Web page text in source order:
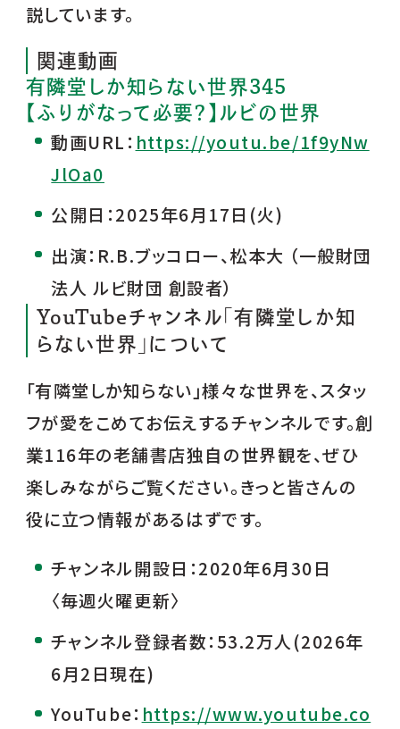
説しています。
関連動画
有隣堂しか知らない世界345
【ふりがなって必要？】ルビの世界
動画URL： https://youtu.be/1f9yNw
JlOa0
公開日：2025年6月17日(火)
出演：R.B.ブッコロー、松本大 （一般財団
法人 ルビ財団 創設者）
YouTubeチャンネル「有隣堂しか知
らない世界」について
「有隣堂しか知らない」様々な世界を、スタッ
フが愛をこめてお伝えするチャンネルです。創
業116年の老舗書店独自の世界観を、ぜひ
楽しみながらご覧ください。きっと皆さんの
役に立つ情報があるはずです。
チャンネル開設日：2020年6月30日
〈毎週火曜更新〉
チャンネル登録者数：53.2万人(2026年
6月2日現在)
YouTube： https://www.youtube.co